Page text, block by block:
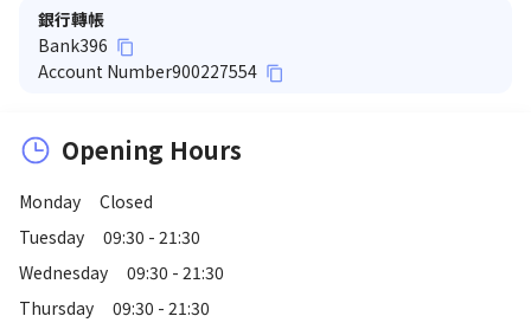
銀行轉帳
Bank396 content_copy
Account Number900227554 content_copy
Opening Hours
Monday
Closed
Tuesday
09:30 - 21:30
Wednesday
09:30 - 21:30
Thursday
09:30 - 21:30